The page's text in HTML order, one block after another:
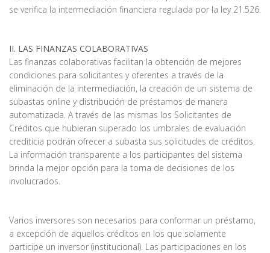
se verifica la intermediación financiera regulada por la ley 21.526.
II. LAS FINANZAS COLABORATIVAS
Las finanzas colaborativas facilitan la obtención de mejores
condiciones para solicitantes y oferentes a través de la
eliminación de la intermediación, la creación de un sistema de
subastas online y distribución de préstamos de manera
automatizada. A través de las mismas los Solicitantes de
Créditos que hubieran superado los umbrales de evaluación
crediticia podrán ofrecer a subasta sus solicitudes de créditos.
La información transparente a los participantes del sistema
brinda la mejor opción para la toma de decisiones de los
involucrados.
Varios inversores son necesarios para conformar un préstamo,
a excepción de aquellos créditos en los que solamente
participe un inversor (institucional). Las participaciones en los